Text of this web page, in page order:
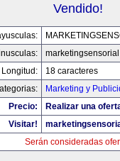
Vendido!
Longitud:
18 caracteres
Marketing y
Precio:
Realizar una
Visitar!
Serán consideradas